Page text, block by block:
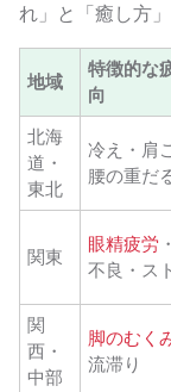
れ」と「癒し方
地域
特徴的な
向
北海
道・
東北
冷え・肩
腰の重だ
関東
眼精疲労
不良・ス
関
西・
中部
脚のむく
流滞り